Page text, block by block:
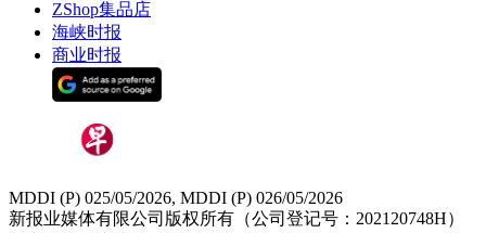
ZShop集品店
海峡时报
商业时报
MDDI (P) 025/05/2026, MDDI (P) 026/05/2026
新报业媒体有限公司版权所有（公司登记号：202120748H）